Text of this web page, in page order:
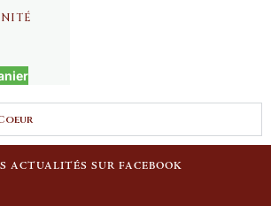
ACTUALITÉS SUR FACEBOOK